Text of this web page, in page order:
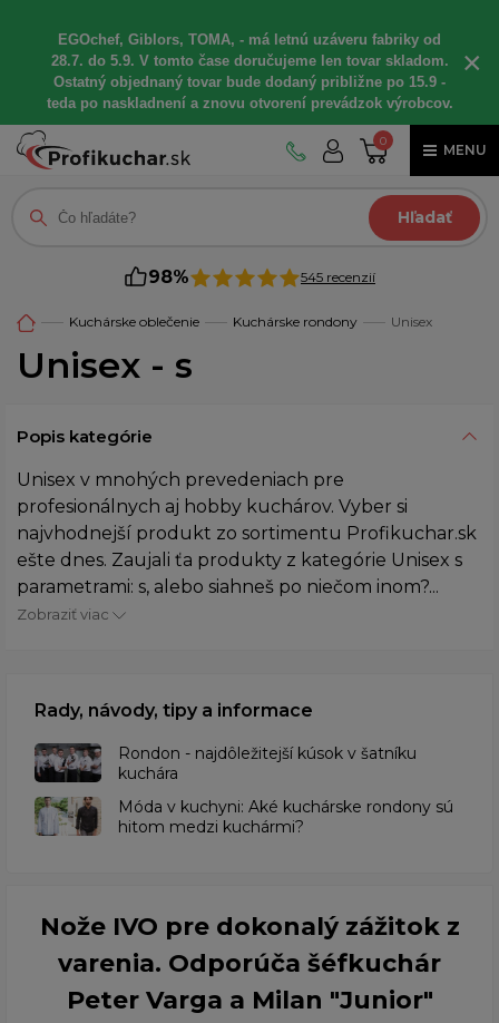
EGOchef, Giblors, TOMA, - má letnú uzáveru fabriky od
28.7. do 5.9. V tomto čase doručujeme len tovar skladom.
Ostatný objednaný tovar bude dodaný približne po 15.9 -
teda po naskladnení a znovu otvorení prevádzok výrobcov.
×
0
MENU
Hľadať
98% 545 recenzií
Kuchárske oblečenie Kuchárske rondony Unisex
Unisex - s
Popis kategórie
Unisex v mnohých prevedeniach pre
profesionálnych aj hobby kuchárov. Vyber si
najvhodnejší produkt zo sortimentu Profikuchar.sk
ešte dnes. Zaujali ťa produkty z kategórie Unisex s
parametrami: s, alebo siahneš po niečom inom?...
Zobraziť viac
Rady, návody, tipy a informace
Rondon - najdôležitejší kúsok v šatníku
kuchára
​Móda v kuchyni: Aké kuchárske rondony sú
hitom medzi kuchármi?
Nože IVO pre dokonalý zážitok z
varenia. Odporúča šéfkuchár
Peter Varga a Milan "Junior"